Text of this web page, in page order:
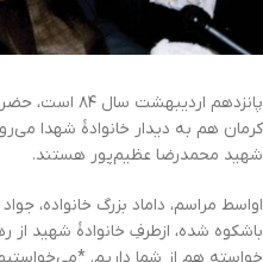
پانزدهم
کرمان هم به دیدار خانوادۀ شهدا
شهید محمدرضا عظیم‌پور هستند.
اواسط مراسم، داماد بزرگ خانواده،
باشکوه شده، ازطرفِ خانوادۀ شهید از